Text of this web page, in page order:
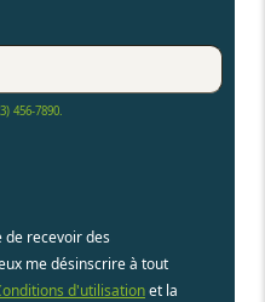
456-7890.
de recevoir des
me désinscrire à tout
d'utilisationet la